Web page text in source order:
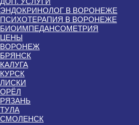
ЭНДОКРИНОЛОГ В ВОРОНЕЖЕ
ПСИХОТЕРАПИЯ В ВОРОНЕЖЕ
БИОИМПЕДАНСОМЕТРИЯ
ЦЕНЫ
ВОРОНЕЖ
БРЯНСК
КАЛУГА
КУРСК
ЛИСКИ
ОРЁЛ
РЯЗАНЬ
ТУЛА
СМОЛЕНСК